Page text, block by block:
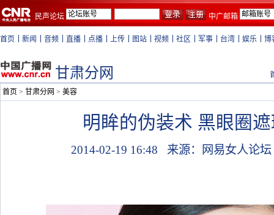
民声论坛 中广邮箱
首页 新闻 音频 直播 点播 上传 图站 视频 社区 军事 台湾 娱乐 博
甘肃分网
首页 > 甘肃分网 > 美容
明眸的伪装术 黑眼圈
2014-02-19 16:48 来源：网易女人论